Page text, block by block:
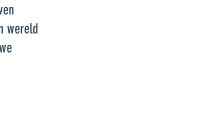
wereld